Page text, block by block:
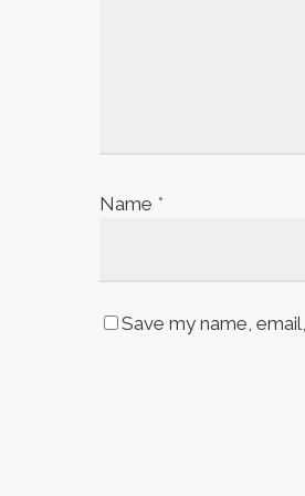
Name *
Save my name,